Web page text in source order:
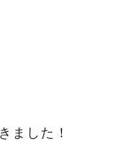
ました！